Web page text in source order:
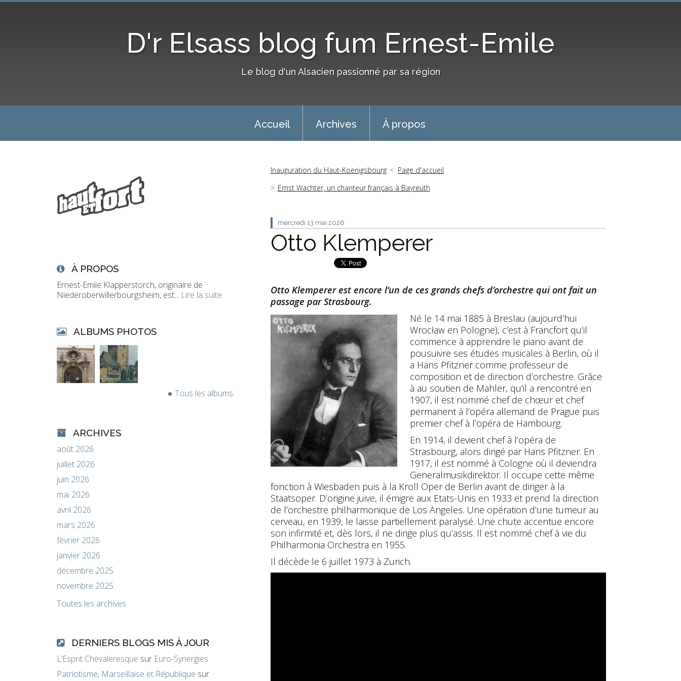
D'r Elsass blog fum Ernest-Emile
Le blog d'un Alsacien passionné par sa région
Accueil Archives À propos
À PROPOS
Ernest-Emile Klapperstorch, originaire de
Niederoberwillerbourgsheim, est... Lire la suite
ALBUMS PHOTOS
Tous les albums
ARCHIVES
août 2026
juillet 2026
juin 2026
mai 2026
avril 2026
mars 2026
février 2026
janvier 2026
décembre 2025
novembre 2025
Toutes les archives
DERNIERS BLOGS MIS À JOUR
L’Esprit Chevaleresque sur Euro-Synergies
Patriotisme, Marseillaise et République sur
Inauguration du Haut-Koenigsbourg
Page d'accueil
Ernst Wachter, un chanteur français à Bayreuth
mercredi 13 mai 2026
Otto Klemperer
Otto Klemperer est encore l’un de ces grands chefs d’orchestre qui ont fait un
passage par Strasbourg.
Né le 14 mai 1885 à Breslau (aujourd’hui
Wrocław en Pologne), c’est à Francfort qu’il
commence à apprendre le piano avant de
pousuivre ses études musicales à Berlin, où il
a Hans Pfitzner comme professeur de
composition et de direction d’orchestre. Grâce
à au soutien de Mahler, qu’il a rencontré en
1907, il est nommé chef de chœur et chef
permanent à l’opéra allemand de Prague puis
premier chef à l’opéra de Hambourg.
En 1914, il devient chef à l’opéra de
Strasbourg, alors dirigé par Hans Pfitzner. En
1917, il est nommé à Cologne où il deviendra
Generalmusikdirektor. Il occupe cette même
fonction à Wiesbaden puis à la Kroll Oper de Berlin avant de diriger à la
Staatsoper. D’origine juive, il émigre aux Etats-Unis en 1933 et prend la direction
de l’orchestre philharmonique de Los Angeles. Une opération d’une tumeur au
cerveau, en 1939, le laisse partiellement paralysé. Une chute accentue encore
son infirmité et, dès lors, il ne dirige plus qu’assis. Il est nommé chef à vie du
Philharmonia Orchestra en 1955.
Il décède le 6 juillet 1973 à Zurich.